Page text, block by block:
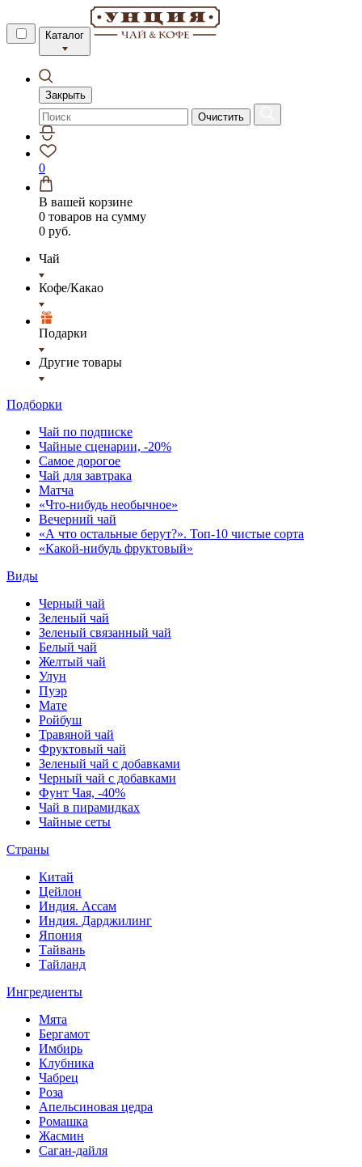
Каталог
Закрыть
Очистить
0
В вашей корзине
0 товаров на сумму
0 руб.
Чай
Кофе/Какао
Подарки
Другие товары
Подборки
Чай по подписке
Чайные сценарии, -20%
Самое дорогое
Чай для завтрака
Матча
«Что-нибудь необычное»
Вечерний чай
«А что остальные берут?». Топ-10 чистые сорта
«Какой-нибудь фруктовый»
Виды
Черный чай
Зеленый чай
Зеленый связанный чай
Белый чай
Желтый чай
Улун
Пуэр
Мате
Ройбуш
Травяной чай
Фруктовый чай
Зеленый чай с добавками
Черный чай с добавками
Фунт Чая, -40%
Чай в пирамидках
Чайные сеты
Страны
Китай
Цейлон
Индия. Ассам
Индия. Дарджилинг
Япония
Тайвань
Тайланд
Ингредиенты
Мята
Бергамот
Имбирь
Клубника
Чабрец
Роза
Апельсиновая цедра
Ромашка
Жасмин
Саган-дайля